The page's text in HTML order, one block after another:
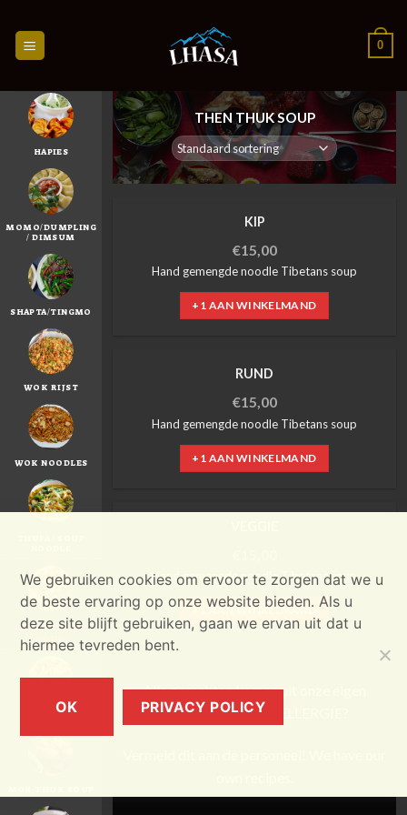
content
0
HAPIES
MOMO/DUMPLING
/ DIMSUM
SHAPTA/TINGMO
WOK RIJST
WOK NOODLES
THEN THUK
CHEZI SOUP
THEN THUK SOUP
KIP
€15,00
Hand gemengde noodle Tibetans soup
+1 AAN WINKELMAND
RUND
€15,00
Hand gemengde noodle Tibetans soup
+1 AAN WINKELMAND
Hand gemengde noodle Tibetans soup
+1 AAN WINKELMAND
Alle gerechten komen uit onze eigen
keuken heeft u een ELLERGIE?
We gebruiken cookies om ervoor te zorgen dat we u
de beste ervaring op onze website bieden. Als u
deze site blijft gebruiken, gaan we ervan uit dat u
hiermee tevreden bent.
OK PRIVACY POLICY